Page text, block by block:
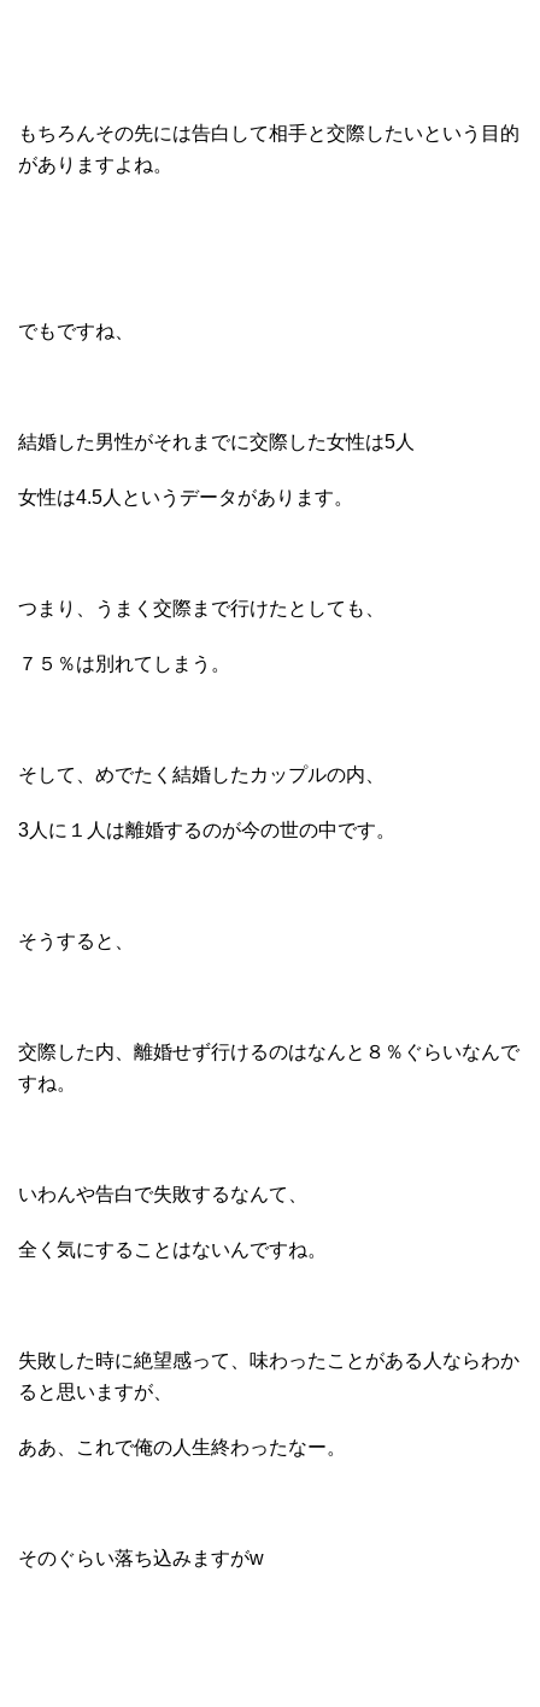
もちろんその先には告白して相手と交際したいという目的
がありますよね。
でもですね、
結婚した男性がそれまでに交際した女性は5人
女性は4.5人というデータがあります。
つまり、うまく交際まで行けたとしても、
７５％は別れてしまう。
そして、めでたく結婚したカップルの内、
3人に１人は離婚するのが今の世の中です。
そうすると、
交際した内、離婚せず行けるのはなんと８％ぐらいなんで
すね。
いわんや告白で失敗するなんて、
全く気にすることはないんですね。
失敗した時に絶望感って、味わったことがある人ならわか
ると思いますが、
ああ、これで俺の人生終わったなー。
そのぐらい落ち込みますがw